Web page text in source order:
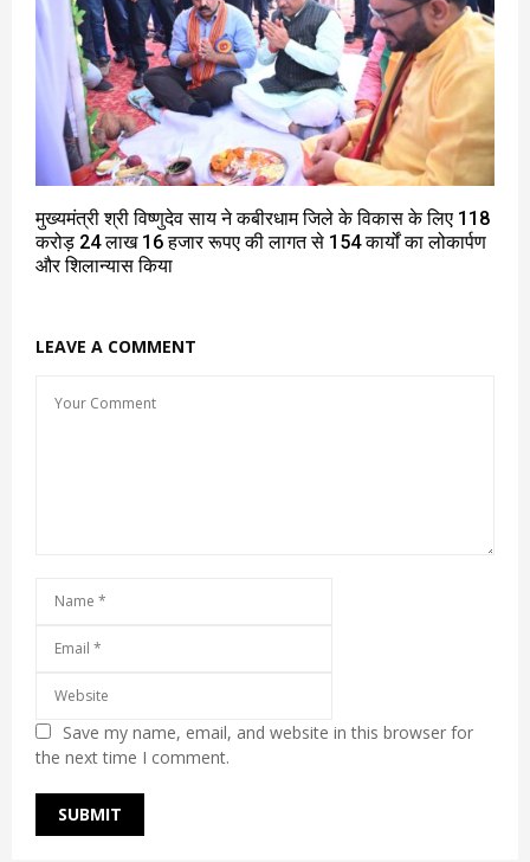
मुख्यमंत्री श्री विष्णुदेव साय ने कबीरधाम जिले के विकास के लिए 118
करोड़ 24 लाख 16 हजार रूपए की लागत से 154 कार्यों का लोकार्पण
और शिलान्यास किया
LEAVE A COMMENT
Save my name, email, and website in this browser for
the next time I comment.